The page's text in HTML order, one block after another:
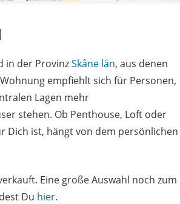
in der ProvinzSkåne län, aus denen
empfiehlt sich für Personen,
Lagen mehr
stehen. Ob Penthouse, Loft oder
Dich ist, hängt von dem persönlichen
Eine große Auswahl noch zum
Du hier.